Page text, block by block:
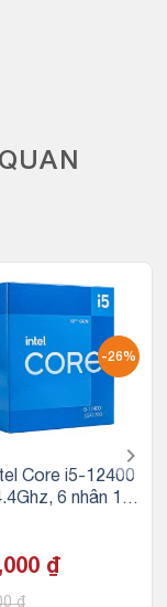
-26%
Core i5-12400
6 nhân 12
₫
₫